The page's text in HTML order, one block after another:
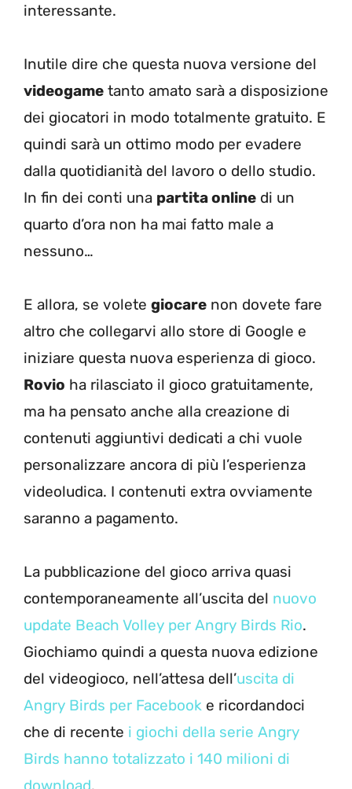
interessante.
Inutile dire che questa nuova versione del
videogame tanto amato sarà a disposizione
dei giocatori in modo totalmente gratuito. E
quindi sarà un ottimo modo per evadere
dalla quotidianità del lavoro o dello studio.
In fin dei conti una partita online di un
quarto d’ora non ha mai fatto male a
nessuno…
E allora, se volete giocare non dovete fare
altro che collegarvi allo store di Google e
iniziare questa nuova esperienza di gioco.
Rovio ha rilasciato il gioco gratuitamente,
ma ha pensato anche alla creazione di
contenuti aggiuntivi dedicati a chi vuole
personalizzare ancora di più l’esperienza
videoludica. I contenuti extra ovviamente
saranno a pagamento.
La pubblicazione del gioco arriva quasi
contemporaneamente all’uscita del nuovo
update Beach Volley per Angry Birds Rio.
Giochiamo quindi a questa nuova edizione
del videogioco, nell’attesa dell’uscita di
Angry Birds per Facebook e ricordandoci
che di recente i giochi della serie Angry
Birds hanno totalizzato i 140 milioni di
download.